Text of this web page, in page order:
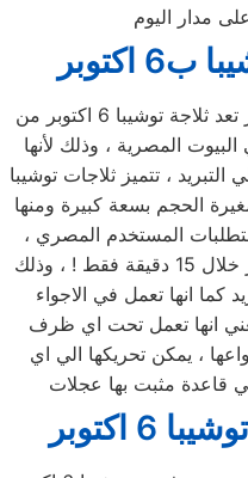
مدار اليوم
اكتوبر
خدمة صيانة ثلاجات توشيبا 6 اكتوبر تعد ثلاجة توشيبا 6 اكتوبر من
المصرية ، وذلك لأنها
التبريد ، تتميز ثلاجات توشيبا
الحجم بسعة كبيرة ومنها
المستخدم المصري ،
تستطيع تجميد اي شيء في الفريزر خلال 15 دقيقة فقط ! ، وذلك
كما انها تعمل في الاجواء
انها تعمل تحت اي ظرف
، يمكن تحريكها الي اي
قاعدة مثبت بها عجلات
اكتوبر